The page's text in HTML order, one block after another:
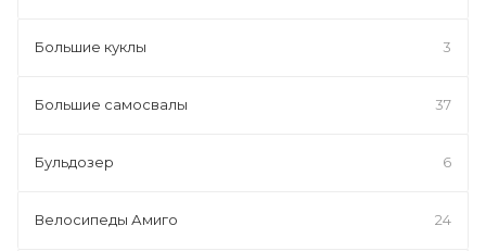
Большие куклы 3
Большие самосвалы 37
Бульдозер 6
Велосипеды Амиго 24